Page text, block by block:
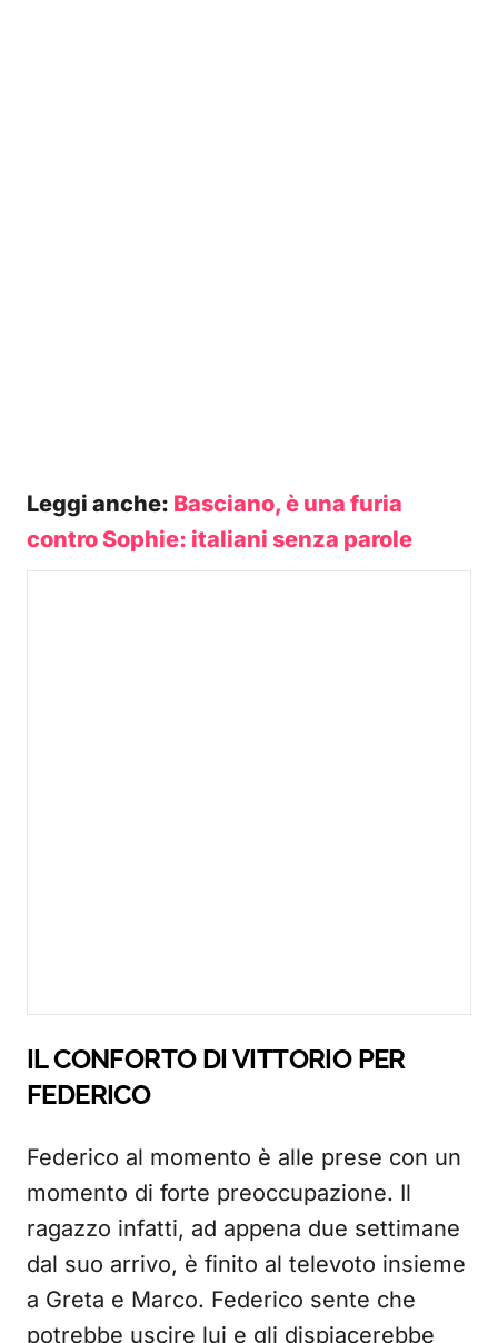
Leggi anche: Basciano, è una furia
contro Sophie: italiani senza parole
IL CONFORTO DI VITTORIO PER
FEDERICO
Federico al momento è alle prese con un
momento di forte preoccupazione. Il
ragazzo infatti, ad appena due settimane
dal suo arrivo, è finito al televoto insieme
a Greta e Marco. Federico sente che
potrebbe uscire lui e gli dispiacerebbe